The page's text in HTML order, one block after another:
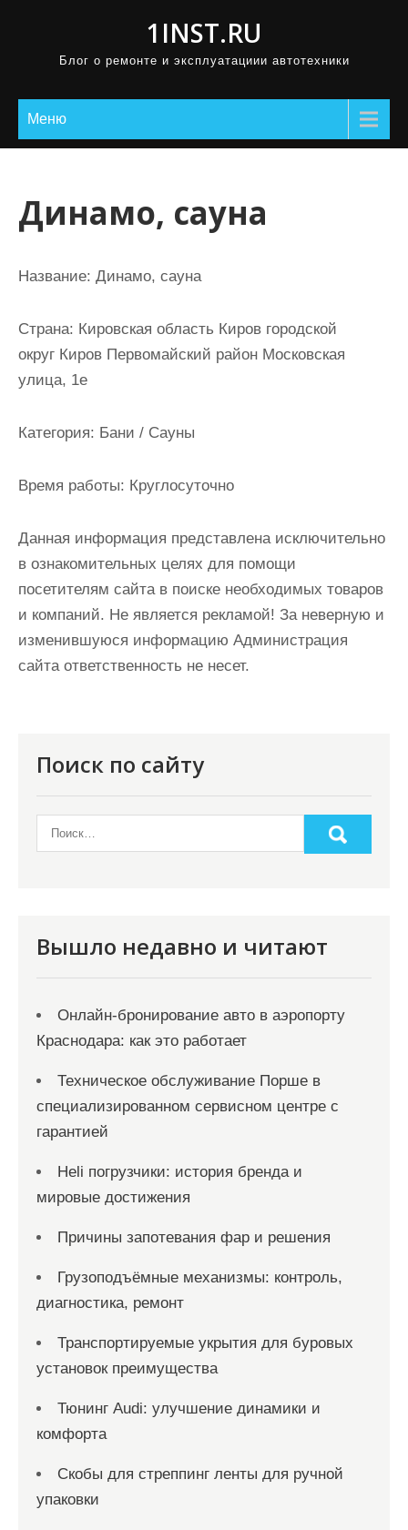
1INST.RU
Блог о ремонте и эксплуатациии автотехники
Меню
Динамо, сауна
Название: Динамо, сауна
Страна: Кировская область Киров городской
округ Киров Первомайский район Московская
улица, 1е
Категория: Бани / Сауны
Время работы: Круглосуточно
Данная информация представлена исключительно
в ознакомительных целях для помощи
посетителям сайта в поиске необходимых товаров
и компаний. Не является рекламой! За неверную и
изменившуюся информацию Администрация
сайта ответственность не несет.
Поиск по сайту
Вышло недавно и читают
Онлайн‑бронирование авто в аэропорту
Краснодара: как это работает
Техническое обслуживание Порше в
специализированном сервисном центре с
гарантией
Heli погрузчики: история бренда и
мировые достижения
Причины запотевания фар и решения
Грузоподъёмные механизмы: контроль,
диагностика, ремонт
Транспортируемые укрытия для буровых
установок преимущества
Тюнинг Audi: улучшение динамики и
комфорта
Скобы для стреппинг ленты для ручной
упаковки